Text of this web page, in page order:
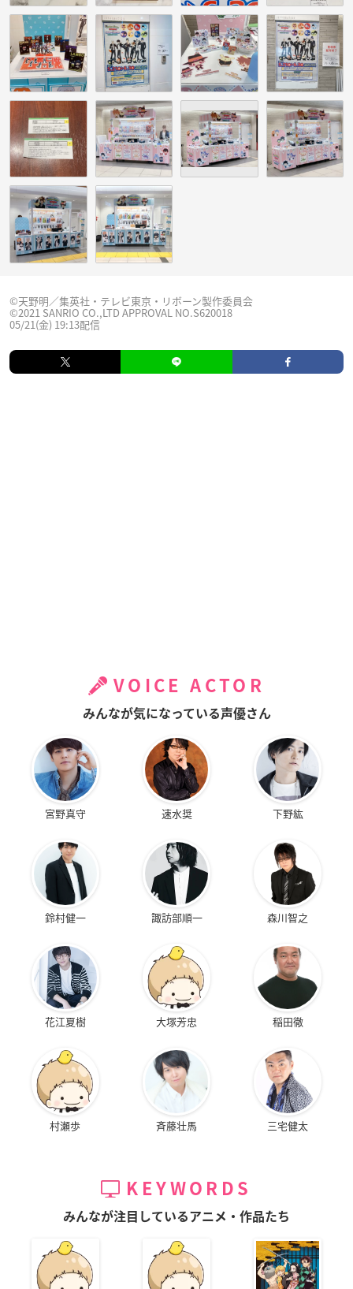
©天野明／集英社・テレビ東京・リボーン製作委員会
©2021 SANRIO CO.,LTD APPROVAL NO.S620018
05/21(金) 19:13配信
VOICE ACTOR
みんなが気になっている声優さん
宮野真守 速水奨 下野紘
鈴村健一 諏訪部順一 森川智之
花江夏樹 大塚芳忠 稲田徹
村瀬歩 斉藤壮馬 三宅健太
KEYWORDS
みんなが注目しているアニメ・作品たち